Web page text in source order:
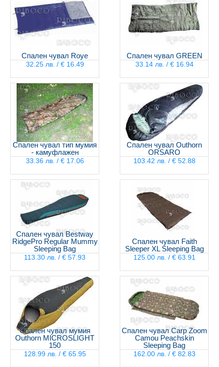
Спален чувал Roye
32.25 лв. / € 16.49
Спален чувал GREEN
33.14 лв. / € 16.94
Спален чувал тип мумия
- камуфлажен
33.36 лв. / € 17.06
Спален чувал Outhorn
ORSARO
103.42 лв. / € 52.88
Спален чувал Bestway
RidgePro Regular Mummy
Sleeping Bag
113.30 лв. / € 57.93
Спален чувал Faith
Sleeper XL Sleeping Bag
125.00 лв. / € 63.91
Спален чувал мумия
Outhorn MICROSLIGHT
150
128.99 лв. / € 65.95
Спален чувал Carp Zoom
Camou Peachskin
Sleeping Bag
162.00 лв. / € 82.83